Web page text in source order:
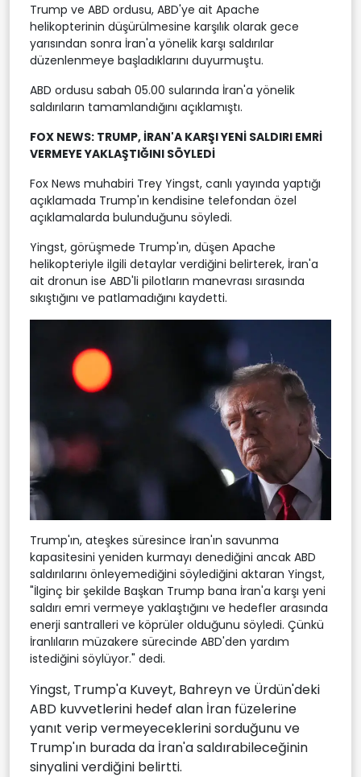
Trump ve ABD ordusu, ABD'ye ait Apache
helikopterinin düşürülmesine karşılık olarak gece
yarısından sonra İran'a yönelik karşı saldırılar
düzenlenmeye başladıklarını duyurmuştu.
ABD ordusu sabah 05.00 sularında İran'a yönelik
saldırıların tamamlandığını açıklamıştı.
FOX NEWS: TRUMP, İRAN'A KARŞI YENİ SALDIRI EMRİ
VERMEYE YAKLAŞTIĞINI SÖYLEDİ
Fox News muhabiri Trey Yingst, canlı yayında yaptığı
açıklamada Trump'ın kendisine telefondan özel
açıklamalarda bulunduğunu söyledi.
Yingst, görüşmede Trump'ın, düşen Apache
helikopteriyle ilgili detaylar verdiğini belirterek, İran'a
ait dronun ise ABD'li pilotların manevrası sırasında
sıkıştığını ve patlamadığını kaydetti.
Trump'ın, ateşkes süresince İran'ın savunma
kapasitesini yeniden kurmayı denediğini ancak ABD
saldırılarını önleyemediğini söylediğini aktaran Yingst,
"İlginç bir şekilde Başkan Trump bana İran'a karşı yeni
saldırı emri vermeye yaklaştığını ve hedefler arasında
enerji santralleri ve köprüler olduğunu söyledi. Çünkü
İranlıların müzakere sürecinde ABD'den yardım
istediğini söylüyor." dedi.
Yingst, Trump'a Kuveyt, Bahreyn ve Ürdün'deki
ABD kuvvetlerini hedef alan İran füzelerine
yanıt verip vermeyeceklerini sorduğunu ve
Trump'ın burada da İran'a saldırabileceğinin
sinyalini verdiğini belirtti.